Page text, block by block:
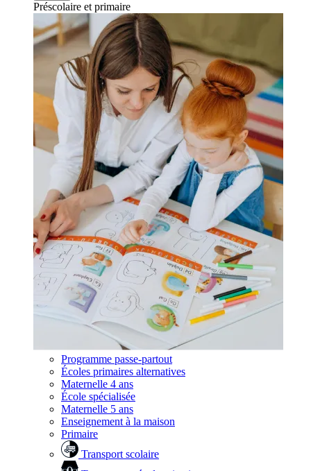
Préscolaire et primaire
Programme passe-partout
Écoles primaires alternatives
Maternelle 4 ans
École spécialisée
Maternelle 5 ans
Enseignement à la maison
Primaire
Transport scolaire